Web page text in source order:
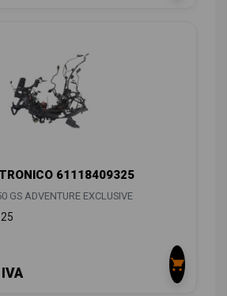
61118409325
GS ADVENTURE EXCLUSIVE